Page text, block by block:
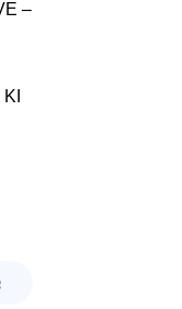
–
als
im Kontext